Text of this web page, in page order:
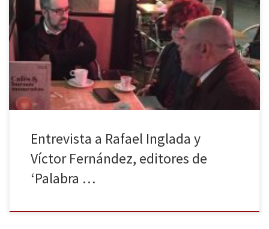
La Huella Digital agradece enormemente a los autores de Palabra
de Lorca, Rafael Inglada y Víctor Fernández, y a la editorial
Malpaso la entrevista que nos han permitido realizar y el tiempo
que nos han dedicado. La primera parte de esta entrevista se
puede consultar en este enlace. Asimismo, agradecemos a […]
Entrevista a Rafael Inglada y
Víctor Fernández, editores de
‘Palabra …